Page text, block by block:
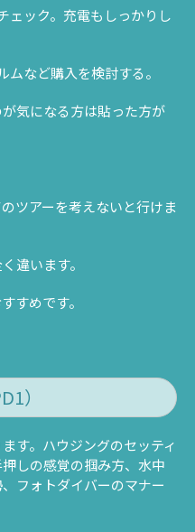
ェック。充電もしっかりし
など購入を検討する。
気になる方は貼った方が
ツアーを考えないと行けま
違います。
すめです。
）
す。ハウジングのセッティ
しの感覚の掴み方、水中
フォトダイバーのマナー